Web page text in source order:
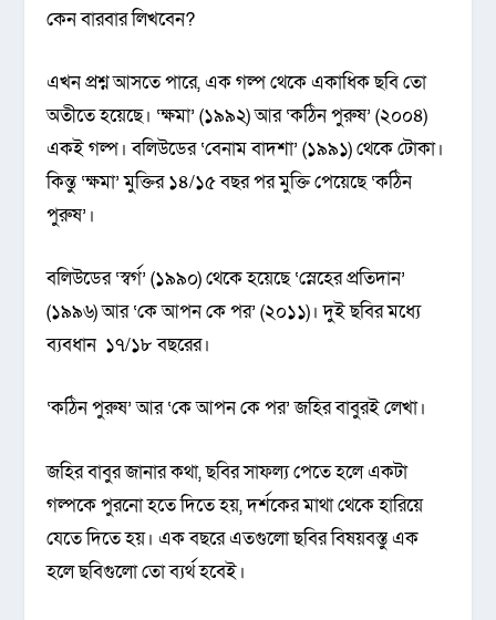
কেন বারবার লিখবেন?
এখন প্রশ্ন আসতে পারে, এক গল্প থেকে একাধিক ছবি তো
অতীতে হয়েছে। ‘ক্ষমা’ (১৯৯২) আর ‘কঠিন পুরুষ’ (২০০৪)
একই গল্প। বলিউডের ‘বেনাম বাদশা’ (১৯৯১) থেকে টোকা।
কিন্তু ‘ক্ষমা’ মুক্তির ১৪/১৫ বছর পর মুক্তি পেয়েছে ‘কঠিন
পুরুষ’।
বলিউডের ‘স্বর্গ’ (১৯৯০) থেকে হয়েছে ‘স্নেহের প্রতিদান’
(১৯৯৬) আর ‘কে আপন কে পর’ (২০১১)। দুই ছবির মধ্যে
ব্যবধান ১৭/১৮ বছরের।
‘কঠিন পুরুষ’ আর ‘কে আপন কে পর’ জহির বাবুরই লেখা।
জহির বাবুর জানার কথা, ছবির সাফল্য পেতে হলে একটা
গল্পকে পুরনো হতে দিতে হয়, দর্শকের মাথা থেকে হারিয়ে
যেতে দিতে হয়। এক বছরে এতগুলো ছবির বিষয়বস্তু এক
হলে ছবিগুলো তো ব্যর্থ হবেই।